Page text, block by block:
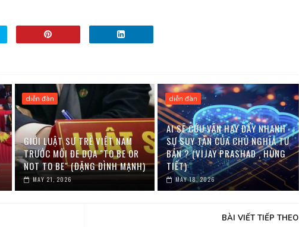
diễn đàn
GIỚI LUẬT SƯ TRẺ VIỆT NAM
TRƯỚC MỐI ĐE DỌA "TO BE OR
NOT TO BE" (ĐẶNG ĐÌNH MẠNH)
MAY 21, 2026
diễn đàn
AI SẼ CỨU VÃN HAY ĐẨY NHANH
SỰ SUY TÀN CỦA CHỦ NGHĨA TƯ
BẢN ? (VIJAY PRASHAD , HÙNG
TIẾT)
MAY 18, 2026
BÀI VIẾT TIẾP THEO